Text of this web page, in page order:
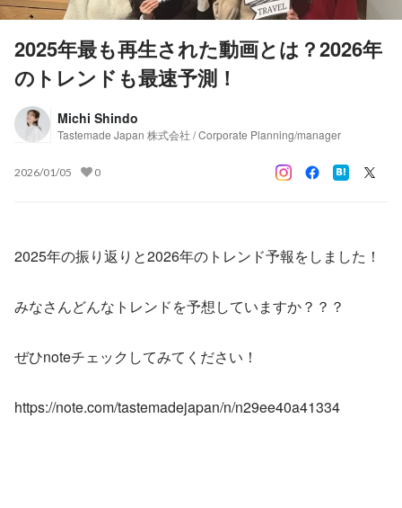
2025年最も再生された動画とは？2026年
のトレンドも最速予測！
Michi Shindo
Tastemade Japan 株式会社 / Corporate Planning/manager
2026/01/05 0
2025年の振り返りと2026年のトレンド予報をしました！
みなさんどんなトレンドを予想していますか？？？
ぜひnoteチェックしてみてください！
https://note.com/tastemadejapan/n/n29ee40a41334